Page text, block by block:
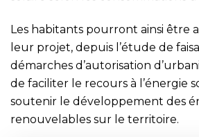
Les habitants pourront ainsi être
leur projet, depuis l’étude de
démarches d’autorisation
de faciliter le recours à l’énergie
soutenir le développement des
renouvelables sur le territoire.